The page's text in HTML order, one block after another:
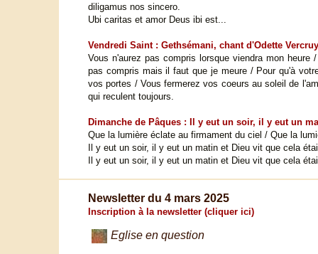
diligamus nos sincero.
Ubi caritas et amor Deus ibi est...
Vendredi Saint : Gethsémani, chant d'Odette
Vous n'aurez pas compris lorsque viendra mon
pas compris mais il faut que je meure / Pour qu'à
vos portes / Vous fermerez vos coeurs au soleil de
qui reculent toujours.
Dimanche de Pâques : Il y eut un soir, il y eut un
Que la lumière éclate au firmament du ciel / Que la
Il y eut un soir, il y eut un matin et Dieu vit que cela
Il y eut un soir, il y eut un matin et Dieu vit que cela
Newsletter du 4 mars 2025
Inscription à la newsletter (cliquer ici)
Eglise en question